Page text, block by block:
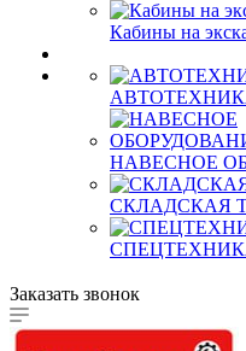
Кабины на
НАВЕСНОЕ
СКЛАДСКАЯ
Заказать звонок